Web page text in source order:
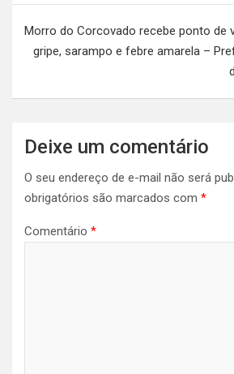
Morro do Corcovado recebe ponto de
gripe, sarampo e febre amarela –
Deixe um comentário
O seu endereço de e-mail não será
obrigatórios são marcados com *
Comentário *